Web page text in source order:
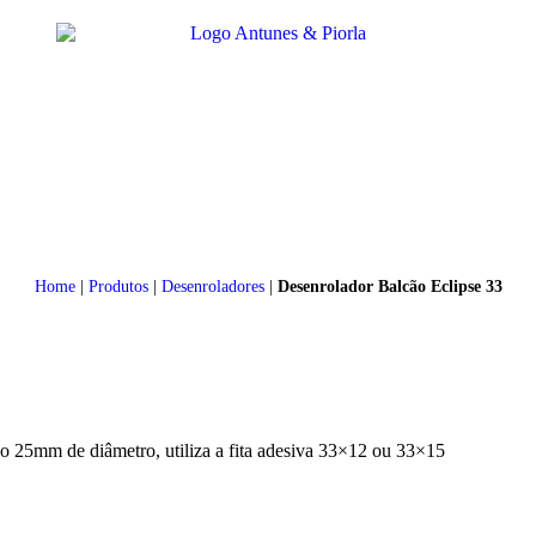
Home| Produtos| Desenroladores| Desenrolador Balcão Eclipse 33
25mm de diâmetro, utiliza a fita adesiva 33×12 ou 33×15